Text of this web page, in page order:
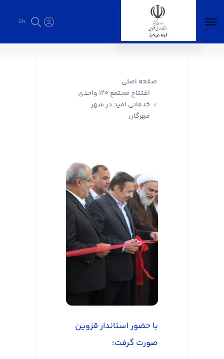
EN
صفحه اصلی
افتتاح مجتمع ۱۲۰ واحدی
خدماتی امید در شهر
مهرگان
با حضور استاندار قزوین
صورت گرفت؛